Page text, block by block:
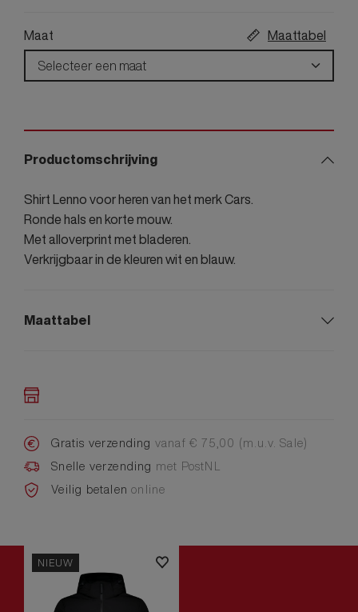
Maat
Maattabel
Selecteer een maat
Productomschrijving
Shirt Lenno voor heren van het merk Cars.
Ronde hals en korte mouw.
Met alloverprint met bladeren.
Verkrijgbaar in de kleuren wit en blauw.
Maattabel
Gratis verzending vanaf € 75,00 (m.u.v. Sale)
Snelle verzending met PostNL
Veilig betalenonline
NIEUW